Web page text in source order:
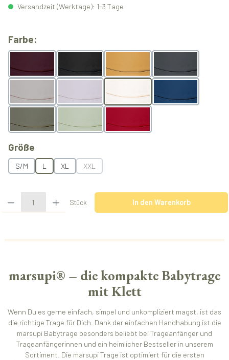
Versandzeit (Werktage): 1-3 Tage
Farbe:
Berry Black Butterscotch Grey
Light Grey Natur Ocean
Olive Pistachio Rubyred
Größe
S/M L XL XXL
(Diese Option ist zurzeit nicht verfügbar.)
Produkt Anzahl: Gib den gewünschten Wert ein oder benutze die
Stück In den Warenkorb
marsupi® – die kompakte Babytrage
mit Klett
Wenn Du es gerne einfach, simpel und unkompliziert magst, ist das
die richtige Trage für Dich. Dank der einfachen Handhabung ist die
marsupi Babytrage besonders beliebt bei Trageanfänger und
Trageanfängerinnen und ein heimlicher Bestseller in unserem
Sortiment. Die marsupi Trage ist optimiert für die ersten